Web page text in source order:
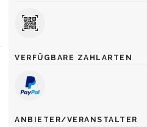
VERFÜGBARE ZAHLARTEN
ANBIETER/VERANSTALTER